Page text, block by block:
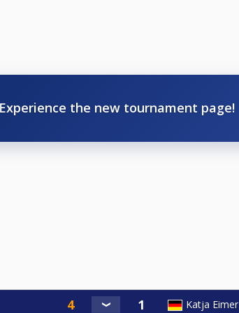
bekannt gegeben
Experience the new tournament page!
Katja Eimer